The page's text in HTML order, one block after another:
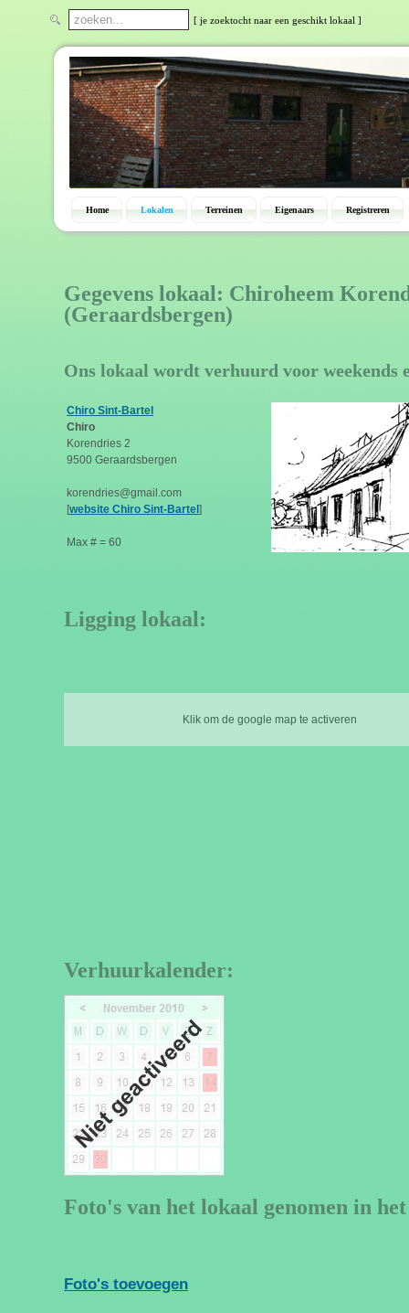
[ je zoektocht naar een geschikt lokaal ]
Home Lokalen Terreinen Eigenaars Registreren
Gegevens lokaal: Chiroheem
(Geraardsbergen)
Ons lokaal wordt verhuurd voor weekends
Chiro Sint-Bartel
Chiro
Korendries 2
9500 Geraardsbergen
korendries@gmail.com
[website Chiro Sint-Bartel ]
Max # = 60
Ligging lokaal:
Klik om de google map te activeren
Verhuurkalender:
Foto's van het lokaal genomen in
Foto's toevoegen